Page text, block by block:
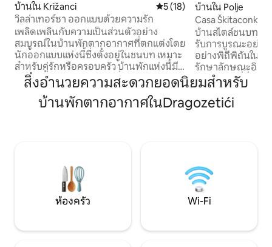
บ้านใน Križanci คะแนนเฉลี่ย 5 จาก 5, 18 รีวิว
5 (18)
วิลล่าเทอร์ซา ออกแบบด้วยความรัก
เพลิดเพลินกับความเป็นส่วนตัวอย่าง
สมบูรณ์ในบ้านพักตากอากาศที่ตกแต่งโดย
นักออกแบบแห่งนี้ซึ่งตั้งอยู่ในชนบท เหมาะ
สำหรับคู่รักหรือครอบครัว บ้านพักแห่งนี้มี
ขนาด 109 ตร.ม. บนแปลงที่ดินขนาด 750
ตร.ม. บ้านมี 2 ห้องนอนที่สะดวกสบาย
พร้อมห้องน้ำ 1 ห้อง ห้องนั่งเล่น 1 ห้อง ห้อง
ตริอา จึงเป็นฐานที่ยอดเยี่ยมสำหรับการ
สำรวจคาบสมุทรทั้งหมด ที่จอดรถในร่ม 2
บ้านใน Polje
Casa Škitaconka
บ้านสไตล์ชนบทขอ
รับการบูรณะอย่าง
อย่างพิถีพิถันในสไ
รักษาลักษณะอิสเต
สำหรับเรา ที่นี่ไม่
เต็มไปด้วยเรื่องร
วิญญาณ — สถานที่
จำที่ยั่งยืน บ้านขอ
สิ่งอำนวยความสะดวกยอดนิยมสำหรับ
บ้านพักตากอากาศในDragozetići
ห้องครัว Wi-Fi